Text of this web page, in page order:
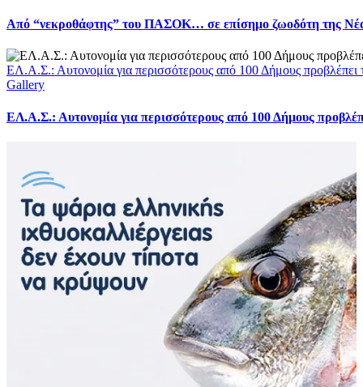
Από “νεκροθάφτης” του ΠΑΣΟΚ… σε επίσημο ζωοδότη της
ΕΛ.Α.Σ.: Αυτονομία για περισσότερους από 100 Δήμους
Gallery
ΕΛ.Α.Σ.: Αυτονομία για περισσότερους από 100 Δήμους